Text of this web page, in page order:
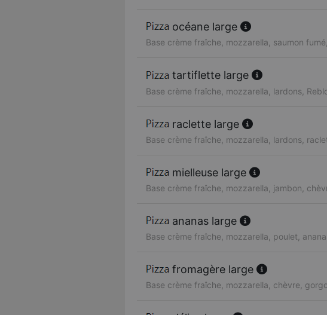
océane large
Base crème fraîche, mozzarella, saumon
tartiflette large
Base crème fraîche, mozzarella, lardons,
raclette large
Base crème fraîche, mozzarella, lardons,
mielleuse large
Base crème fraîche, mozzarella, jambon,
ananas large
Base crème fraîche, mozzarella, poulet,
fromagère large
Base crème fraîche, mozzarella, chèvre,